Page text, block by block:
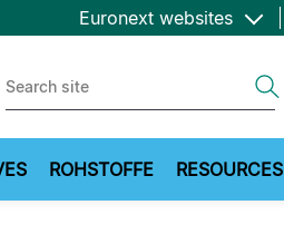
Euronext websites
ROHSTOFFE RESOURCES